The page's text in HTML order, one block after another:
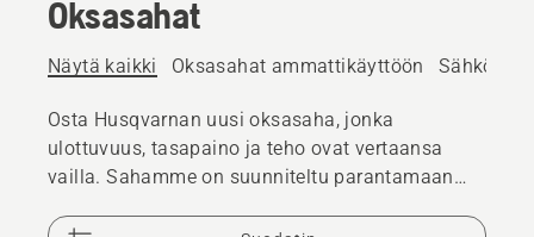
Oksasahat
Näytä kaikki Oksasahat ammattikäyttöön
Osta Husqvarnan uusi oksasaha, jonka
ulottuvuus, tasapaino ja teho ovat vertaansa
vailla. Sahamme on suunniteltu parantamaan